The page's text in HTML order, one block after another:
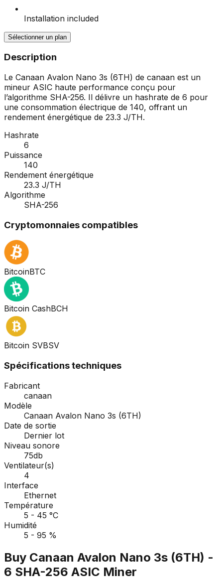
Installation included
Sélectionner un plan
Description
Le Canaan Avalon Nano 3s (6TH) de canaan est un
mineur ASIC haute performance conçu pour
l’algorithme SHA-256. Il délivre un hashrate de 6 pour
une consommation électrique de 140, offrant un
rendement énergétique de 23.3 J/TH.
Hashrate
6
Puissance
140
Rendement énergétique
23.3 J/TH
Algorithme
SHA-256
Cryptomonnaies compatibles
BitcoinBTC
Bitcoin CashBCH
Bitcoin SVBSV
Spécifications techniques
Fabricant
canaan
Modèle
Canaan Avalon Nano 3s (6TH)
Date de sortie
Dernier lot
Niveau sonore
75db
Ventilateur(s)
4
Interface
Ethernet
Température
5 - 45 °C
Humidité
5 - 95 %
Buy Canaan Avalon Nano 3s (6TH) -
6 SHA-256 ASIC Miner